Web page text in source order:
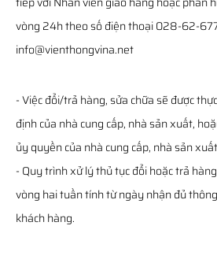
vòng 24h theo số điện thoại 028-62-
info@vienthongvina.net
- Việc đổi/trả hàng, sửa chữa sẽ được
định của nhà cung cấp, nhà sản xuất,
ủy quyền của nhà cung cấp, nhà sản
- Quy trình xử lý thủ tục đổi hoặc trả
vòng hai tuần tính từ ngày nhận đủ
khách hàng.